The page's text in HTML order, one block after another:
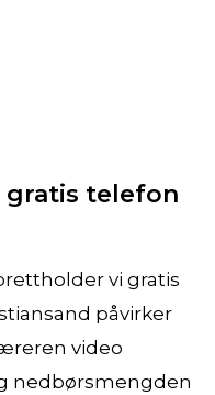
gratis telefon
vi gratis
påvirker
video
nedbørsmengden